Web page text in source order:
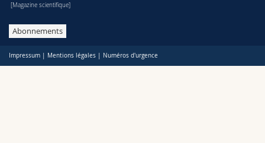
[Magazine scientifique]
Abonnements
Impressum | Mentions légales | Numéros d'urgence